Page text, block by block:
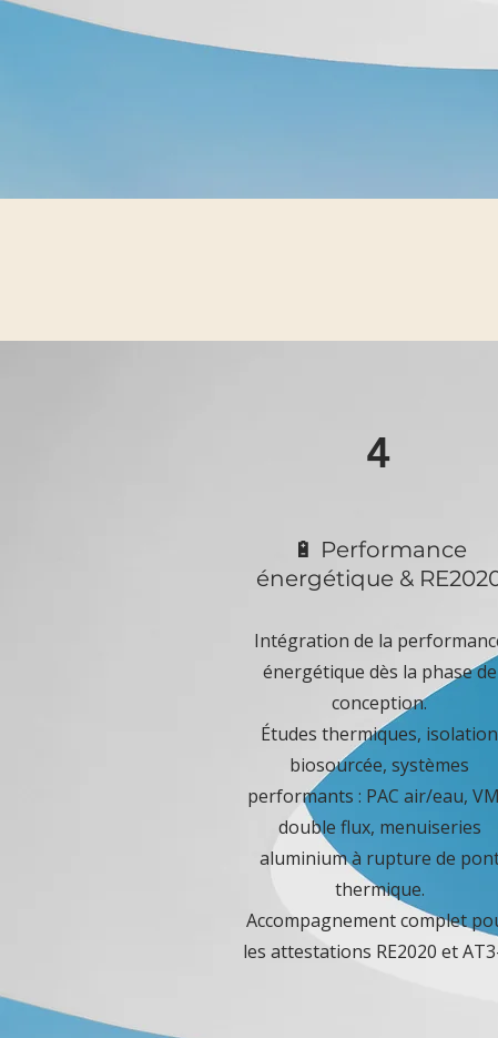
4
🔋 Performance
énergétique &
Intégration de la
énergétique dès la phase de
conception.
Études thermiques, isolation
biosourcée, systèmes
performants : PAC air/eau,
double flux, menuiseries
aluminium à rupture de
thermique.
Accompagnement complet
les attestations RE2020 et